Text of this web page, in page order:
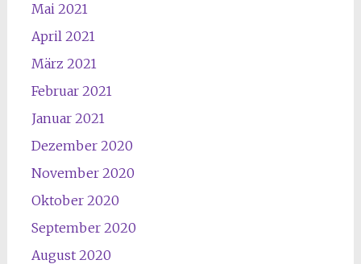
Mai 2021
April 2021
März 2021
Februar 2021
Januar 2021
Dezember 2020
November 2020
Oktober 2020
September 2020
August 2020